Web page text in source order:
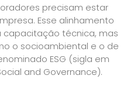
precisam estar
Esse alinhamento
técnica, mas
o socioambiental e o de
ESG (sigla em
and Governance).